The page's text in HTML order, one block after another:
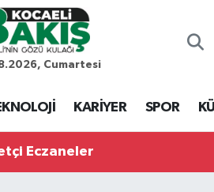
Cumartesi
KARİYER SPOR
Eczaneler
Eczaneler